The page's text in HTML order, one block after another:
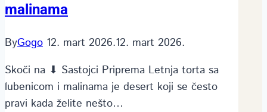
malinama
ByGogo 12. mart 2026.12. mart 2026.
Skoči na ⬇ Sastojci Priprema Letnja torta sa
lubenicom i malinama je desert koji se često
pravi kada želite nešto…